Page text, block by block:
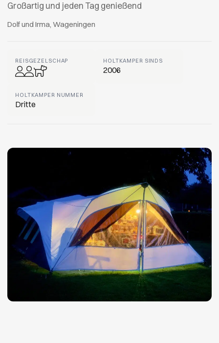
Großartig und jeden Tag genießend
Dolf und Irma, Wageningen
REISGEZELSCHAP HOLTKAMPER SINDS
2006
HOLTKAMPER NUMMER
Dritte